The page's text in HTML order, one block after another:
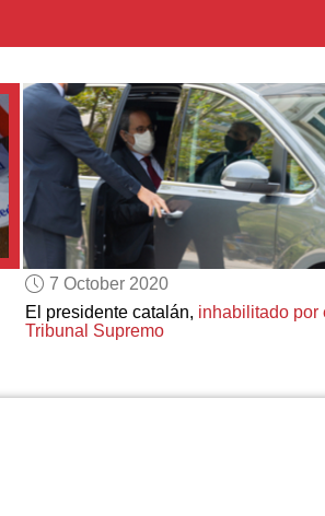
7 October 2020
El presidente catalán, inhabilitado por
Tribunal Supremo